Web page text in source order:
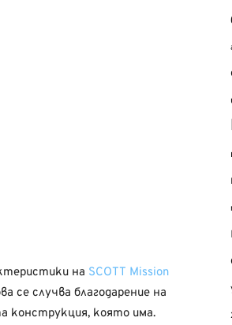
на SCOTT Mission
се случва благодарение на
конструкция, която има.